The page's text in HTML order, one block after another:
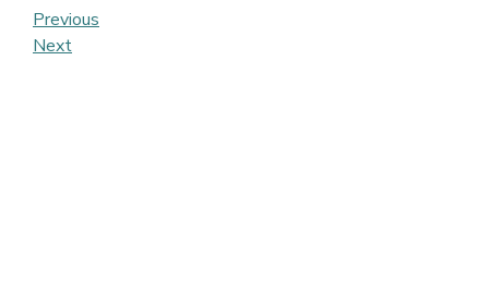
Post
navigation
Previous
Post
Previous
Next
Next